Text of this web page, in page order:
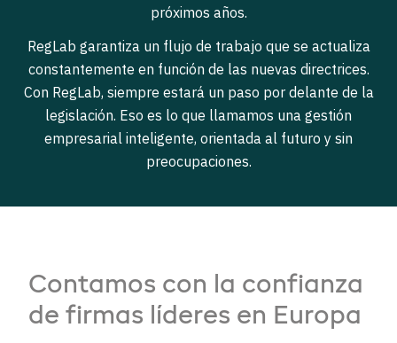
próximos años.
RegLab garantiza un flujo de trabajo que se actualiza
constantemente en función de las nuevas directrices.
Con RegLab, siempre estará un paso por delante de la
legislación. Eso es lo que llamamos una gestión
empresarial inteligente, orientada al futuro y sin
preocupaciones.
Contamos con la confianza
de firmas líderes en Europa